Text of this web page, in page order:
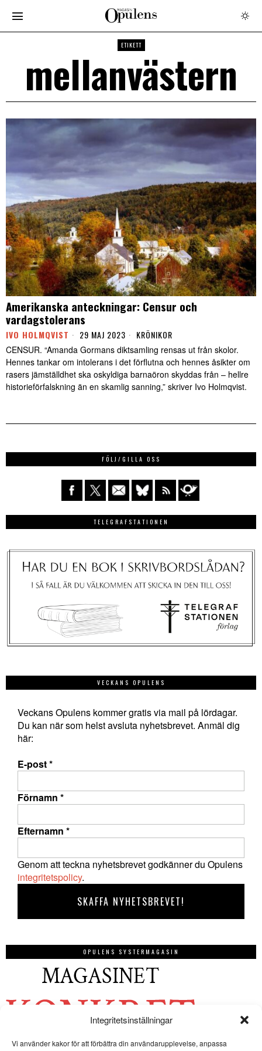
Integritetsinställningar
Vi använder kakor för att förbättra din användarupplevelse, anpassa
ETIKETT
mellanvästern
Amerikanska anteckningar: Censur och
vardagstolerans
IVO HOLMQVIST 29 MAJ 2023 KRÖNIKOR
CENSUR. “Amanda Gormans diktsamling rensas ut från skolor.
Hennes tankar om intolerans i det förflutna och hennes åsikter om
rasers jämställdhet ska oskyldiga barnaöron skyddas från – hellre
historieförfalskning än en skamlig sanning,” skriver Ivo Holmqvist.
FÖLJ/GILLA OSS
TELEGRAFSTATIONEN
VECKANS OPULENS
Veckans Opulens kommer gratis via mail på lördagar.
Du kan när som helst avsluta nyhetsbrevet. Anmäl dig
här:
E-post*
Förnamn *
Efternamn *
Genom att teckna nyhetsbrevet godkänner du Opulens
integritetspolicy.
OPULENS SYSTERMAGASIN